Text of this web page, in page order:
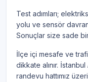
Test adımları;
yolu ve sensör
Sonuçlar size sade bir
İlçe içi mesafe ve
dikkate alınır.
randevu hattımız